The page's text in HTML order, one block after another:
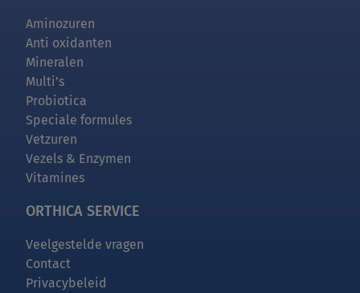
Aminozuren
Anti oxidanten
Mineralen
Multi’s
Probiotica
Speciale formules
Vetzuren
Vezels & Enzymen
Vitamines
ORTHICA SERVICE
Veelgestelde vragen
Contact
Privacybeleid